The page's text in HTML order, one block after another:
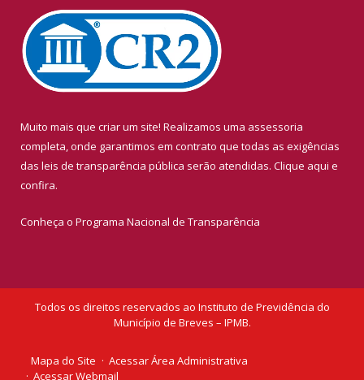
Muito mais que criar um site! Realizamos uma assessoria
completa, onde garantimos em contrato que todas as exigências
das leis de transparência pública serão atendidas. Clique aqui e
confira.
Conheça o Programa Nacional de Transparência
Todos os direitos reservados ao Instituto de Previdência do
Município de Breves – IPMB.
Mapa do Site
Acessar Área Administrativa
Acessar Webmail